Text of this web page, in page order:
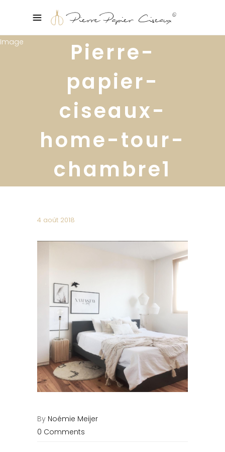
Pierre-
papier-
ciseaux-
home-tour-
chambre1
4 août 2018
By Noémie Meijer
0 Comments